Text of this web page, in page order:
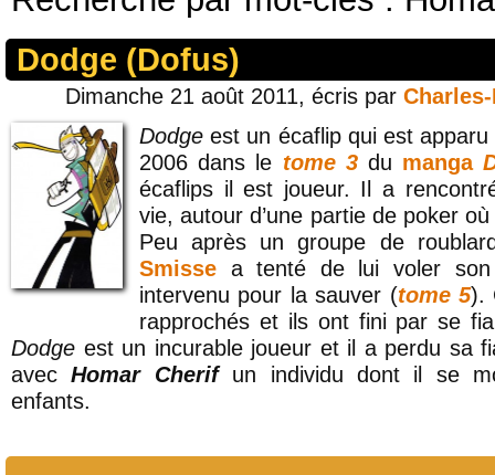
Dodge (Dofus)
Dimanche 21 août 2011, écris par
Dodge est un écaflip qui est
2006 dans le tome 3du manga
écaflips il est joueur. Il a
vie, autour d’une partie de poker
Peu après un groupe de
Smisse a tenté de lui voler
intervenu pour la sauver (tome 5).
rapprochés et ils ont fini par se
Dodge est un incurable joueur et il a perdu sa
avecHomar Cherifun individu dont il se
enfants.